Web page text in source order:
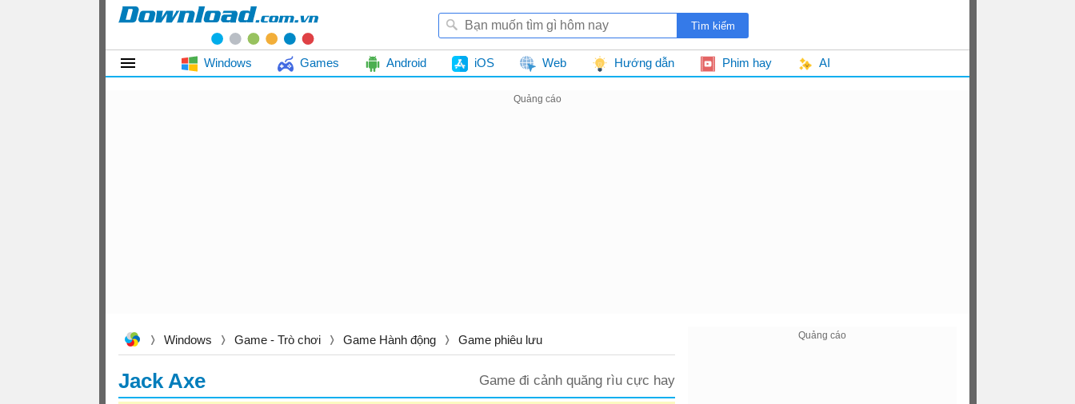
Windows Games Android iOS Web Hướng dẫn Phim hay AI
Windows Game - Trò chơi Game Hành động Game phiêu lưu
Jack Axe Game đi cảnh quăng rìu cực hay